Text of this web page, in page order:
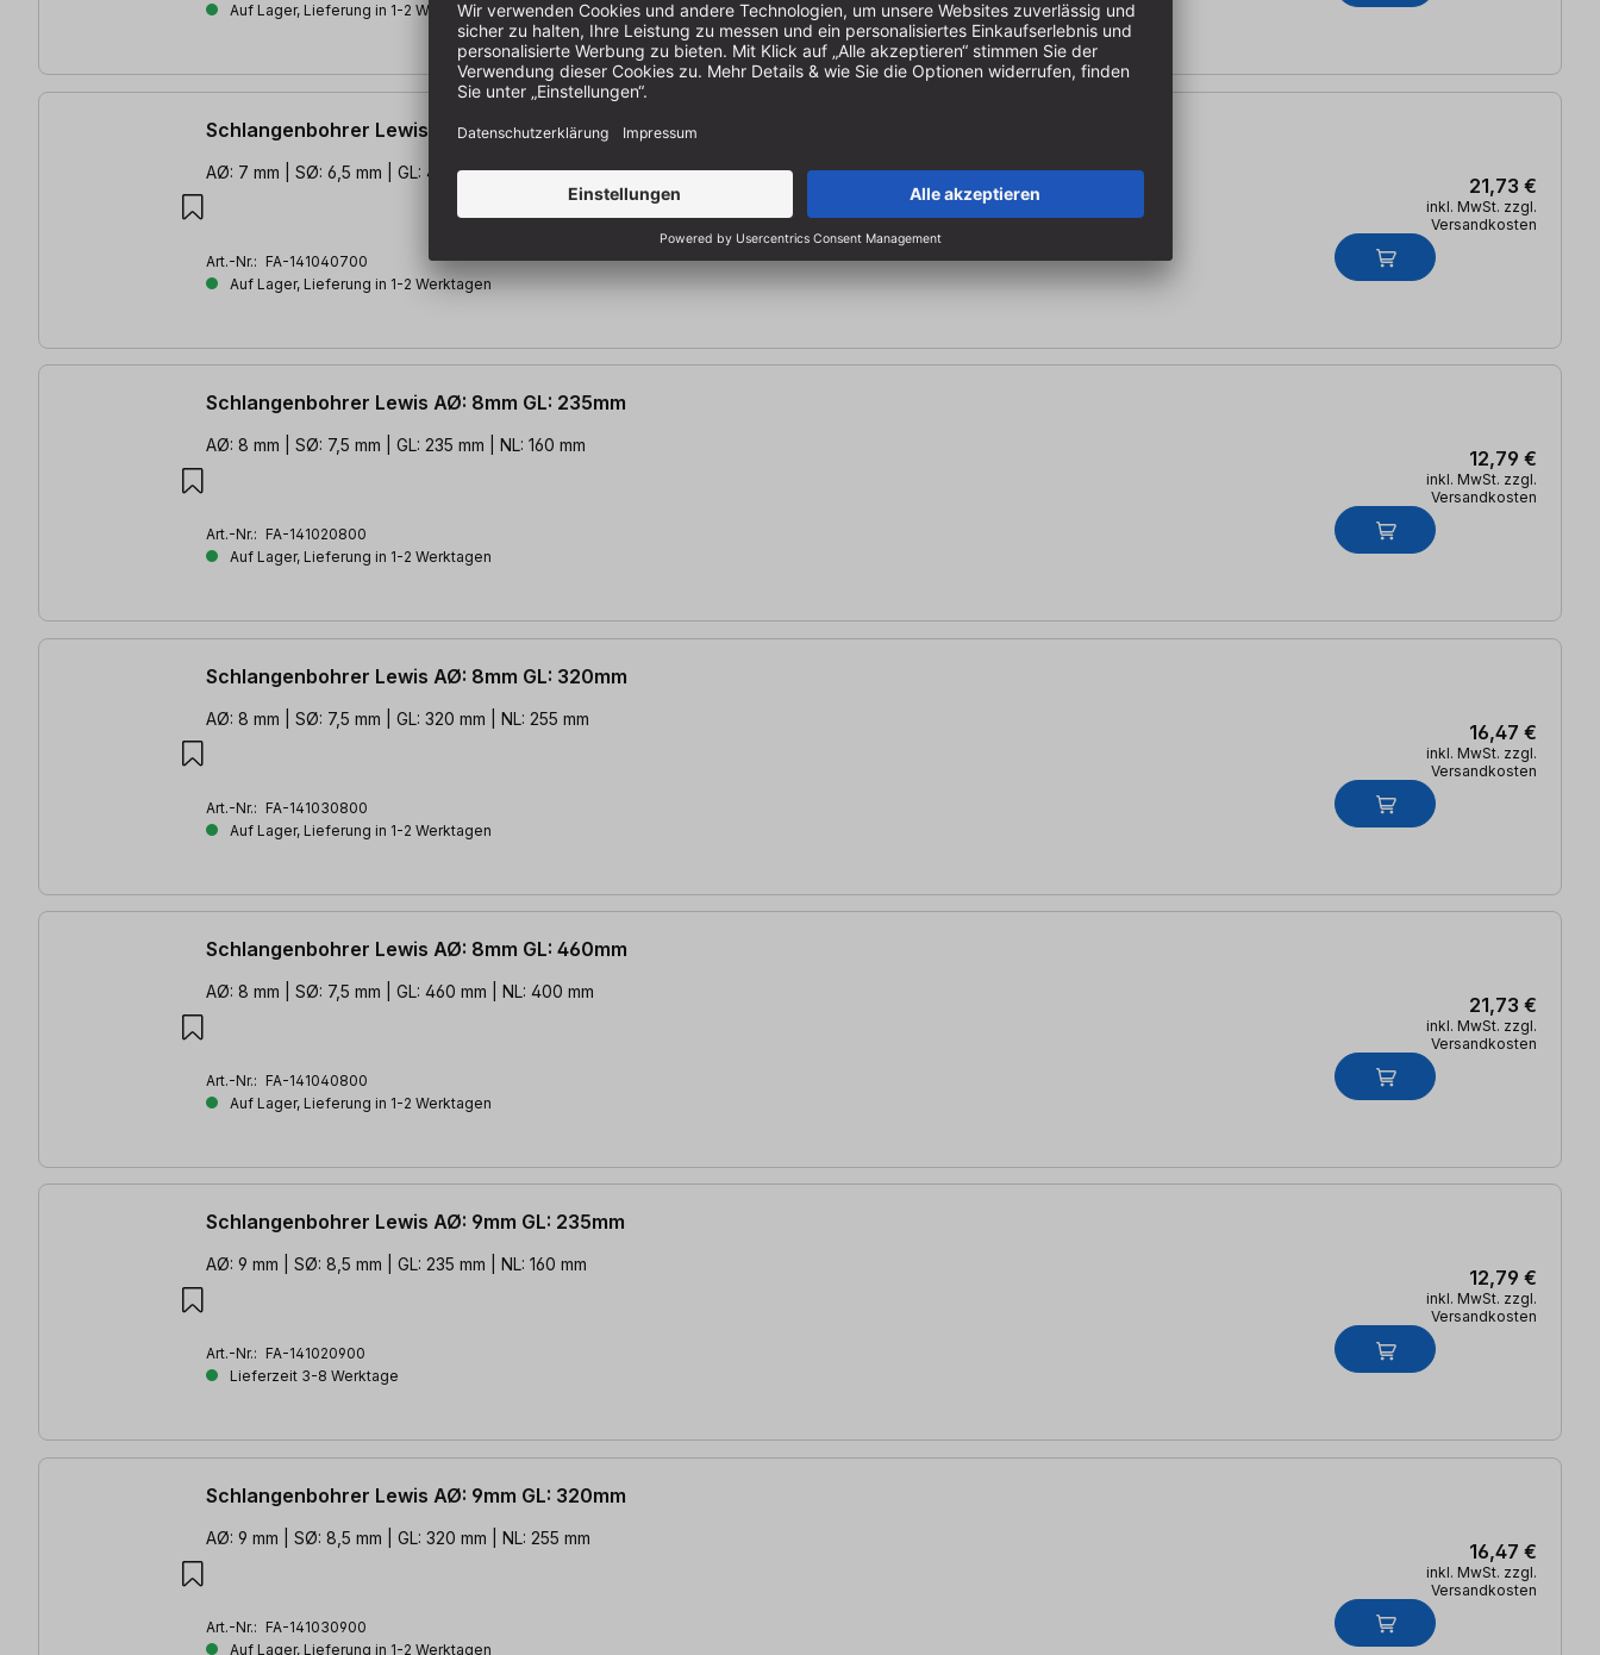
Auf Lager, Lieferung in 1-2 Werktagen
Schlangenbohrer Lewis AØ: 7mm GL: 460mm
AØ: 7 mm | SØ: 6,5 mm | GL: 460 mm | NL: 400 mm
Art.-Nr.: FA-141040700
Auf Lager, Lieferung in 1-2 Werktagen
21,73 €
inkl. MwSt. zzgl.
Versandkosten
Schlangenbohrer Lewis AØ: 8mm GL: 235mm
AØ: 8 mm | SØ: 7,5 mm | GL: 235 mm | NL: 160 mm
Art.-Nr.: FA-141020800
Auf Lager, Lieferung in 1-2 Werktagen
12,79 €
inkl. MwSt. zzgl.
Versandkosten
Schlangenbohrer Lewis AØ: 8mm GL: 320mm
AØ: 8 mm | SØ: 7,5 mm | GL: 320 mm | NL: 255 mm
Art.-Nr.: FA-141030800
Auf Lager, Lieferung in 1-2 Werktagen
16,47 €
inkl. MwSt. zzgl.
Versandkosten
Schlangenbohrer Lewis AØ: 8mm GL: 460mm
AØ: 8 mm | SØ: 7,5 mm | GL: 460 mm | NL: 400 mm
Art.-Nr.: FA-141040800
Auf Lager, Lieferung in 1-2 Werktagen
21,73 €
inkl. MwSt. zzgl.
Versandkosten
Schlangenbohrer Lewis AØ: 9mm GL: 235mm
AØ: 9 mm | SØ: 8,5 mm | GL: 235 mm | NL: 160 mm
Art.-Nr.: FA-141020900
Lieferzeit 3-8 Werktage
12,79 €
inkl. MwSt. zzgl.
Versandkosten
Schlangenbohrer Lewis AØ: 9mm GL: 320mm
AØ: 9 mm | SØ: 8,5 mm | GL: 320 mm | NL: 255 mm
Art.-Nr.: FA-141030900
Auf Lager, Lieferung in 1-2 Werktagen
16,47 €
inkl. MwSt. zzgl.
Versandkosten